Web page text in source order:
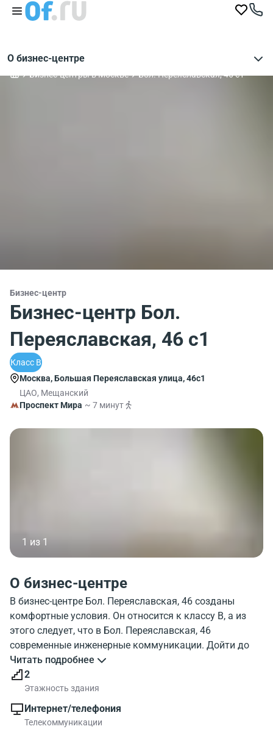
О бизнес-центре
Бизнес-центры в Москве Бол. Переяславская, 46 с1
Бизнес-центр
Бизнес-центр Бол.
Переяславская, 46 с1
Класс B
Москва, Большая Переяславская улица, 46с1
ЦАО, Мещанский
Проспект Мира ~ 7 минут
1 из 1
О бизнес-центре
В бизнес-центре Бол. Переяславская, 46 созданы
комфортные условия. Он относится к классу B, а из
этого следует, что в Бол. Переяславская, 46
современные инженерные коммуникации. Дойти до
бизнес-центра от метро Проспект Мира можно
достаточно быстро. Этажность здания - 4 этажа.
Можно воспользоваться парковкой. Посмотрите
фотографию бизнес-центра Bol. Pereyaslavskaya 46. На
карте столицы отображено месторасположение
Читать подробнее
2
Этажность здания
Интернет/телефония
Телекоммуникации